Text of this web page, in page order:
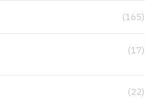
(165)
(17)
(22)